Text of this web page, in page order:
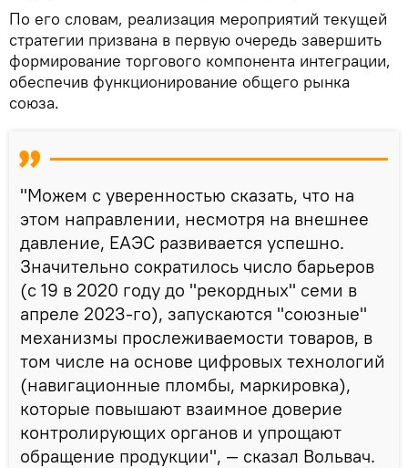
По его словам, реализация мероприятий текущей
стратегии призвана в первую очередь завершить
формирование торгового компонента интеграции,
обеспечив функционирование общего рынка
союза.
"Можем с уверенностью сказать, что на
этом направлении, несмотря на внешнее
давление, ЕАЭС развивается успешно.
Значительно сократилось число барьеров
(с 19 в 2020 году до "рекордных" семи в
апреле 2023-го), запускаются "союзные"
механизмы прослеживаемости товаров, в
том числе на основе цифровых технологий
(навигационные пломбы, маркировка),
которые повышают взаимное доверие
контролирующих органов и упрощают
обращение продукции", — сказал Вольвач.